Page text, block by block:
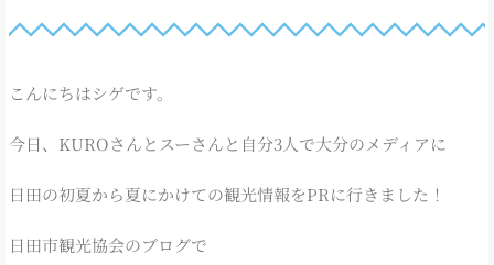
こんにちはシゲです。
今日、KUROさんとスーさんと自分3人で大分のメディアに
日田の初夏から夏にかけての観光情報をPRに行きました！
日田市観光協会のブログで